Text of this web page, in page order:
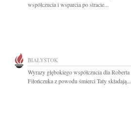
współczucia i wsparcia po stracie...
BIAŁYSTOK
Wyrazy głębokiego współczucia dla Roberta
Fiłończuka z powodu śmierci Taty składają...